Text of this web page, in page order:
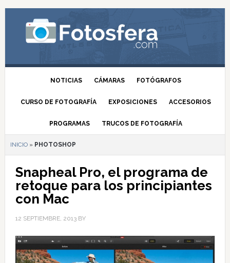
NOTICIAS CÁMARAS FOTÓGRAFOS
CURSO DE FOTOGRAFÍA EXPOSICIONES ACCESORIOS
PROGRAMAS TRUCOS DE FOTOGRAFÍA
INICIO» PHOTOSHOP
Snapheal Pro, el programa de
retoque para los principiantes
con Mac
12 SEPTIEMBRE, 2013BY